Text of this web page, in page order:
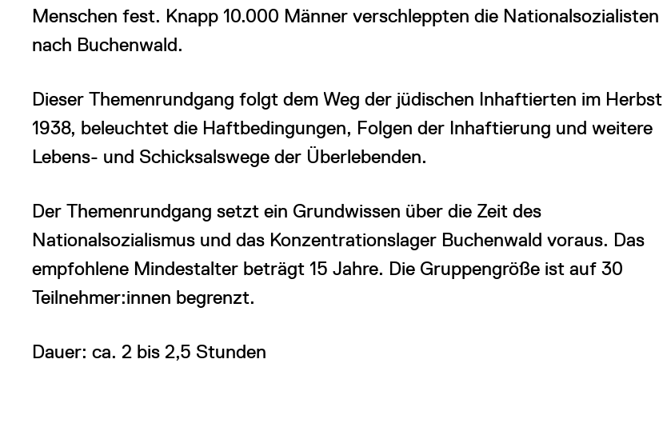
Menschen fest. Knapp 10.000 Männer verschleppten die Nationalsozialisten
nach Buchenwald.
Dieser Themenrundgang folgt dem Weg der jüdischen Inhaftierten im Herbst
1938, beleuchtet die Haftbedingungen, Folgen der Inhaftierung und weitere
Lebens- und Schicksalswege der Überlebenden.
Der Themenrundgang setzt ein Grundwissen über die Zeit des
Nationalsozialismus und das Konzentrationslager Buchenwald voraus. Das
empfohlene Mindestalter beträgt 15 Jahre. Die Gruppengröße ist auf 30
Teilnehmer:innen begrenzt.
Dauer: ca. 2 bis 2,5 Stunden